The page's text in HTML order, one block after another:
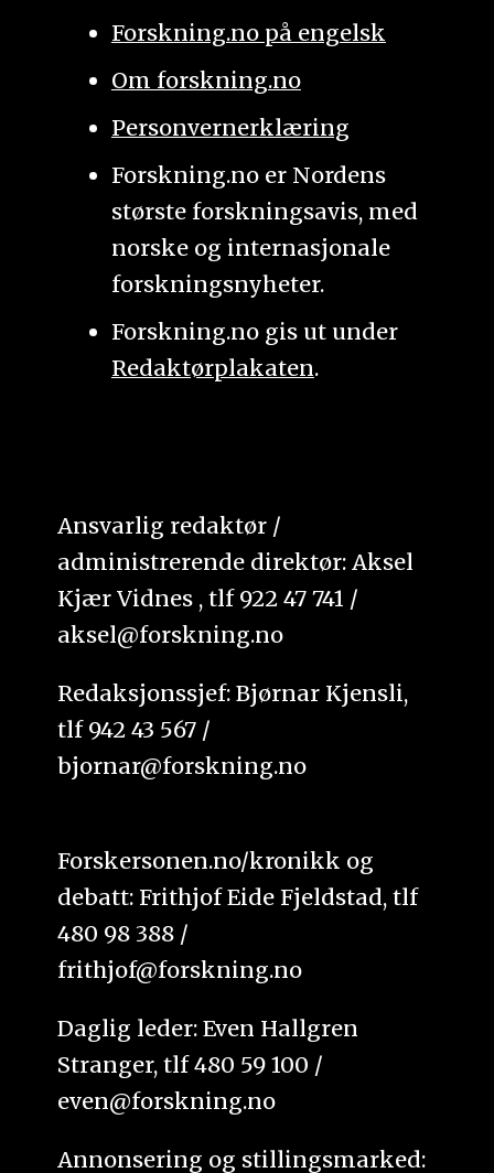
Forskning.no på engelsk
Om forskning.no
Personvernerklæring
Forskning.no er Nordens
største forskningsavis, med
norske og internasjonale
forskningsnyheter.
Forskning.no gis ut under
Redaktørplakaten.
Ansvarlig redaktør /
administrerende direktør: Aksel
Kjær Vidnes , tlf 922 47 741 /
aksel@forskning.no
Redaksjonssjef: Bjørnar Kjensli,
tlf 942 43 567 /
bjornar@forskning.no
Forskersonen.no/kronikk og
debatt: Frithjof Eide Fjeldstad, tlf
480 98 388 /
frithjof@forskning.no
Daglig leder: Even Hallgren
Stranger, tlf 480 59 100 /
even@forskning.no
Annonsering og stillingsmarked: